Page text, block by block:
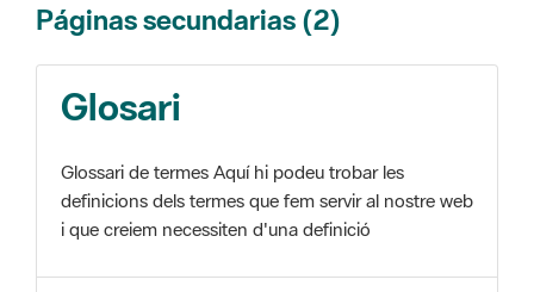
Páginas secundarias (2)
Glosari
Glossari de termes Aquí hi podeu trobar les
definicions dels termes que fem servir al nostre web
i que creiem necessiten d'una definició